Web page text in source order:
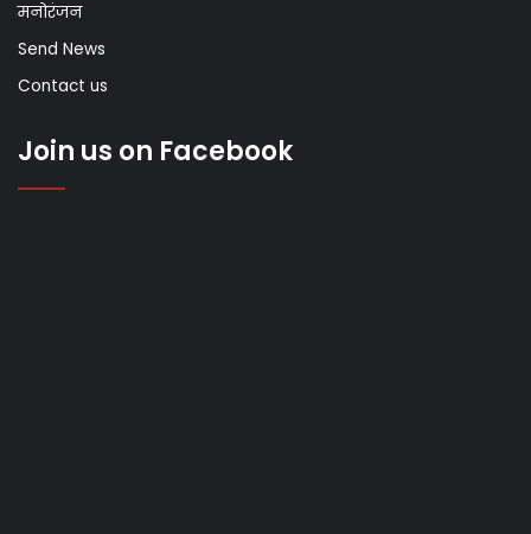
मनोरंजन
Send News
Contact us
Join us on Facebook